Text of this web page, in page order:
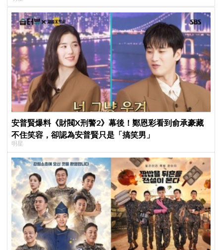
安普賢爆料《財閥X刑警2》幕後！鄭恩彩看到俞承豪藏
不住笑容，卻認為安普賢只是「搞笑男」
明星